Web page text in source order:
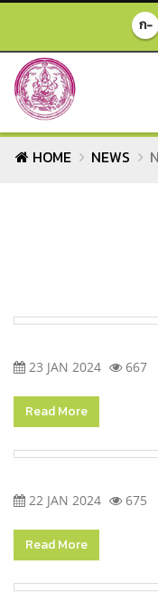
ก-
HOME NEWS
23 JAN 2024 667
Read More
22 JAN 2024 675
Read More